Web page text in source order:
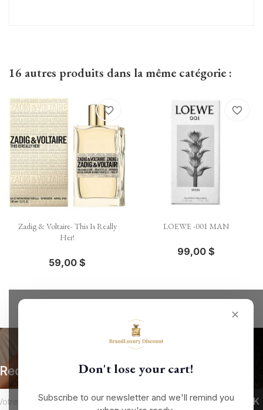
16 autres produits dans la même catégorie :
Zadig & Voltaire- This Is Really
Her!
59,00 $
favorite_border
LOEWE -001 MAN
99,00 $
favorite_border
✕
Don't lose your cart!
Subscribe to our newsletter and we'll remind you
Recevez nos offres spéciales